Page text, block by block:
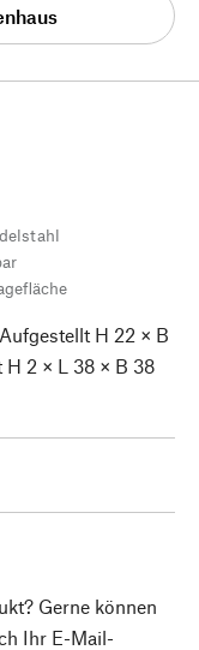
H 22 × B
2 × L 38 × B 38
Gerne können
Ihr E-Mail-